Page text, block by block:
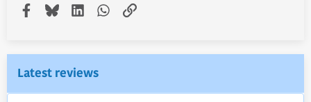
Facebook
BlueskyLinkedInWhatsApp
Link
Latest reviews